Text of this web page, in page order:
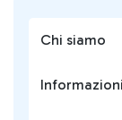
Chi siamo